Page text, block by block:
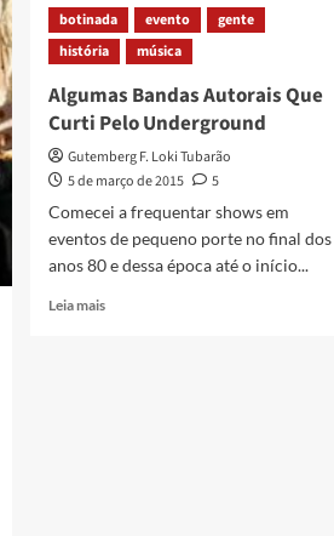
Dr.
Álvaro
Alberto,
a
Mate
Angu
botinada evento
gente
história
música
Algumas Bandas Autorais Que
Curti Pelo Underground
Gutemberg F. Loki Tubarão
5 de março de 2015
5
Comecei a frequentar shows em
eventos de pequeno porte no final dos
anos 80 e dessa época até o início...
Leia maisRead